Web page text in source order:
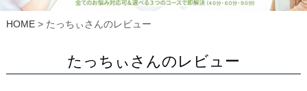
HOME たっちぃさんのレビュー
たっちぃさんのレビュー